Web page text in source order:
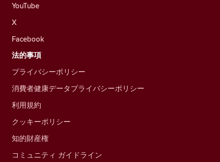
YouTube
X
Facebook
法的事項
プライバシーポリシー
消費者健康データプライバシーポリシー
利用規約
クッキーポリシー
知的財産権
コミュニティ ガイドライン